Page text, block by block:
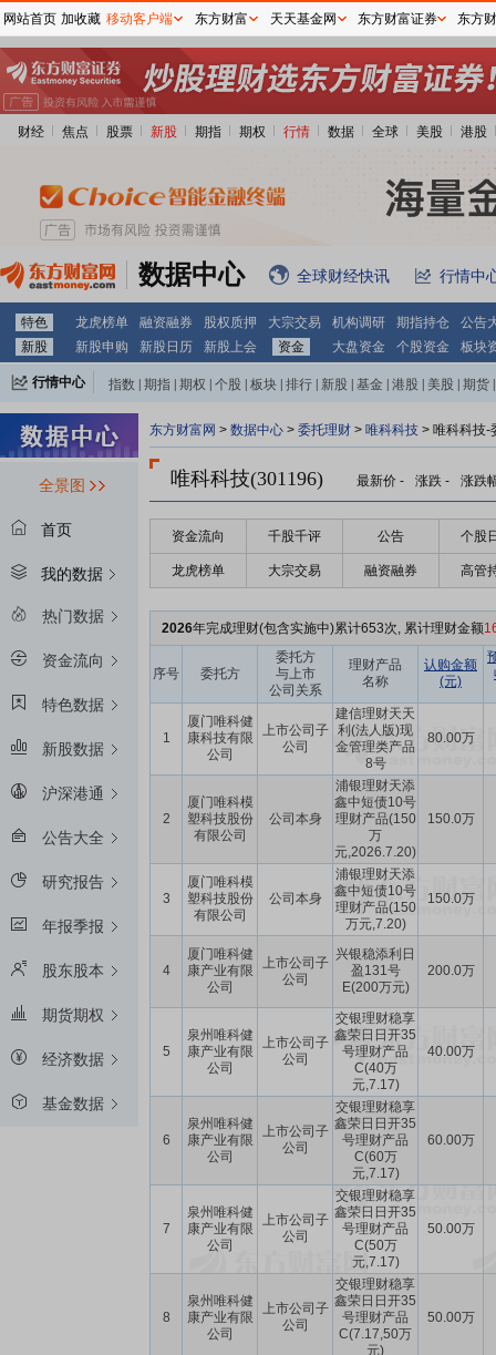
财经 焦点 股票 新股 期指 期权 行情 数据 全球 美股 港股
数据中心 全球财经快讯 行情中
特色 龙虎榜单 融资融券 股权质押 大宗交易 机构调研 期指持仓
公告
新股
新股申购 新股日历 新股上会 资金 大盘资金 个股资金 板块
行情中心 指数 期指 期权 个股 板块 排行 新股 基金 港股 美股 期货
全景图
首页
我的数据
热门数据
资金流向
特色数据
新股数据
沪深港通
公告大全
研究报告
年报季报
股东股本
期货期权
经济数据
基金数据
东方财富网 > 数据中心 > 委托理财 > 唯科科技 > 唯科科技-
唯科科技(301196) 最新价 - 涨跌 - 涨跌
资金流向 千股千评 公告 个股
龙虎榜单 大宗交易 融资融券 高管
2026年完成理财(包含实施中)累计653次, 累计理财金额
序号 委托方
委托方
与上市
公司关系
理财产品
名称
认购金额
(元)
1
厦门唯科健
康科技有限
公司
上市公司子
公司
建信理财天天
利(法人版)现
金管理类产品
8号
80.00万
2
厦门唯科模
塑科技股份
有限公司
公司本身
浦银理财天添
鑫中短债10号
理财产品(150
万
元,2026.7.20)
150.0万
3
厦门唯科模
塑科技股份
有限公司
公司本身
浦银理财天添
鑫中短债10号
理财产品(150
万元,7.20)
150.0万
4
厦门唯科健
康产业有限
公司
上市公司子
公司
兴银稳添利日
盈131号
E(200万元)
200.0万
5
泉州唯科健
康产业有限
公司
上市公司子
公司
交银理财稳享
鑫荣日日开35
号理财产品
C(40万
元,7.17)
40.00万
6
泉州唯科健
康产业有限
公司
上市公司子
公司
交银理财稳享
鑫荣日日开35
号理财产品
C(60万
元,7.17)
60.00万
7
泉州唯科健
康产业有限
公司
上市公司子
公司
交银理财稳享
鑫荣日日开35
号理财产品
C(50万
元,7.17)
50.00万
8
泉州唯科健
康产业有限
公司
上市公司子
公司
交银理财稳享
鑫荣日日开35
号理财产品
C(7.17,50万
元)
50.00万
网站首页 加收藏 移动客户端 东方财富 天天基金网 东方财富证券 东方